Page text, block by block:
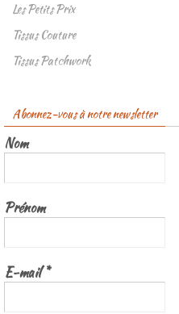
Les Petits Prix
Tissus Couture
Tissus Patchwork
Abonnez-vous à notre newsletter
Nom
Prénom
E-mail*